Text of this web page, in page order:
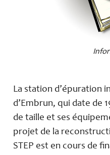
La station d’épuration
d’Embrun, qui date de
de taille et ses
projet de la
STEP est en cours de